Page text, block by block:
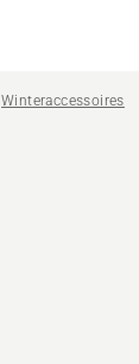
Winteraccessoires